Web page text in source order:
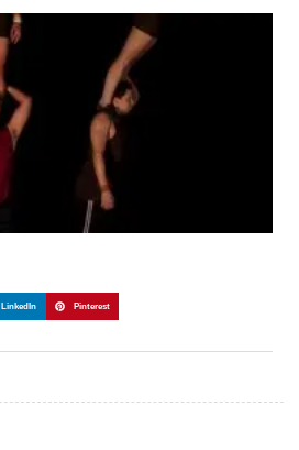
LinkedIn Pinterest